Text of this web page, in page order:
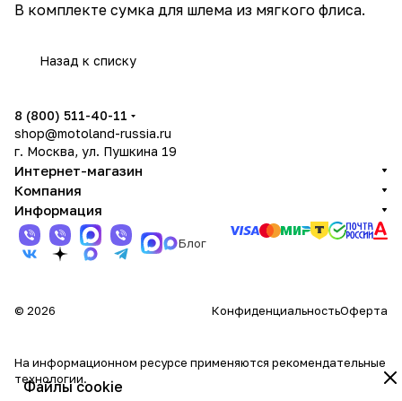
В комплекте сумка для шлема из мягкого флиса.
Назад к списку
Файлы cookie
8 (800) 511-40-11
shop@motoland-russia.ru
г. Москва, ул. Пушкина 19
Интернет-магазин
Компания
Информация
Блог
© 2026 КонфиденциальностьОферта
На информационном ресурсе применяются рекомендательные
технологии.